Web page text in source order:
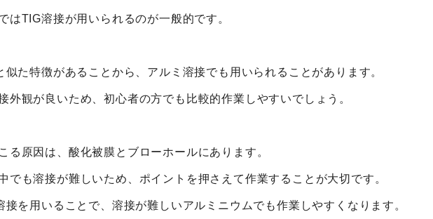
はTIG溶接が用いられるのが一般的です。
た特徴があることから、アルミ溶接でも用いられることがあります。
外観が良いため、初心者の方でも比較的作業しやすいでしょう。
る原因は、酸化被膜とブローホールにあります。
でも溶接が難しいため、ポイントを押さえて作業することが大切です。
接を用いることで、溶接が難しいアルミニウムでも作業しやすくなります。